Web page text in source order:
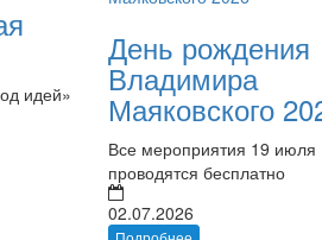
идей»
День рождения
Владимира
Маяковского
Все мероприятия 19 июля
проводятся бесплатно
02.07.2026